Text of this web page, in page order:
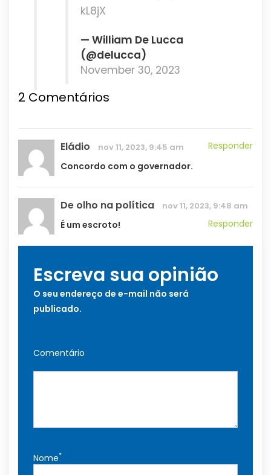
kL8jX
— William De Lucca
(@delucca)
November 30, 2023
2 Comentários
Eládio nov 11, 2023, 9:45 am
Responder
Concordo com o governador.
De olho na política nov 11, 2023, 9:48 am
Responder
É um escroto!
Escreva sua opinião
O seu endereço de e-mail não será
publicado.
Comentário
Nome*